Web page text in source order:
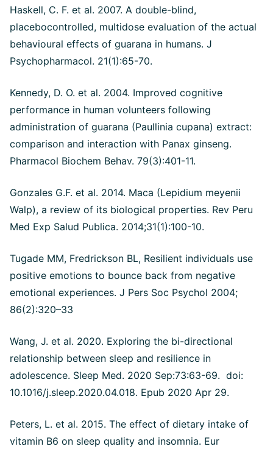
Haskell, C. F. et al. 2007. A double-blind,
placebocontrolled, multidose evaluation of the actual
behavioural effects of guarana in humans. J
Psychopharmacol. 21(1):65-70.
Kennedy, D. O. et al. 2004. Improved cognitive
performance in human volunteers following
administration of guarana (Paullinia cupana) extract:
comparison and interaction with Panax ginseng.
Pharmacol Biochem Behav. 79(3):401-11.
Gonzales G.F. et al. 2014. Maca (Lepidium meyenii
Walp), a review of its biological properties. Rev Peru
Med Exp Salud Publica. 2014;31(1):100-10.
Tugade MM, Fredrickson BL, Resilient individuals use
positive emotions to bounce back from negative
emotional experiences. J Pers Soc Psychol 2004;
86(2):320–33
Wang, J. et al. 2020. Exploring the bi-directional
relationship between sleep and resilience in
adolescence. Sleep Med. 2020 Sep:73:63-69. doi:
10.1016/j.sleep.2020.04.018. Epub 2020 Apr 29.
Peters, L. et al. 2015. The effect of dietary intake of
vitamin B6 on sleep quality and insomnia. Eur